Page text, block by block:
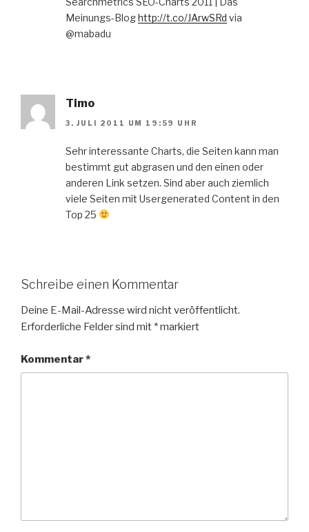
Meinungs-Blog http://t.co/JArwSRd via
@mabadu
Timo
3. JULI 2011 UM 19:59 UHR
Sehr interessante Charts, die Seiten kann man
bestimmt gut abgrasen und den einen oder
anderen Link setzen. Sind aber auch ziemlich
viele Seiten mit Usergenerated Content in den
Top 25
Schreibe einen Kommentar
Deine E-Mail-Adresse wird nicht veröffentlicht.
Erforderliche Felder sind mit *markiert
Kommentar*